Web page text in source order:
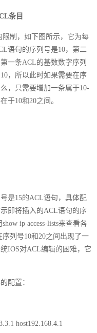
条目
制，如下图所示，它为每
语句的序列号是10，第二
一条ACL的基数数字序列
，所以此时如果需要在序
，只需要增加一条属于10-
于10和20之间。
是15的ACL语句，具体配
即将插入的ACL语句的序
ip access-lists来查看各
列号10和20之间出现了一
IOS对ACL编辑的困难，它
配置：
host192.168.4.1